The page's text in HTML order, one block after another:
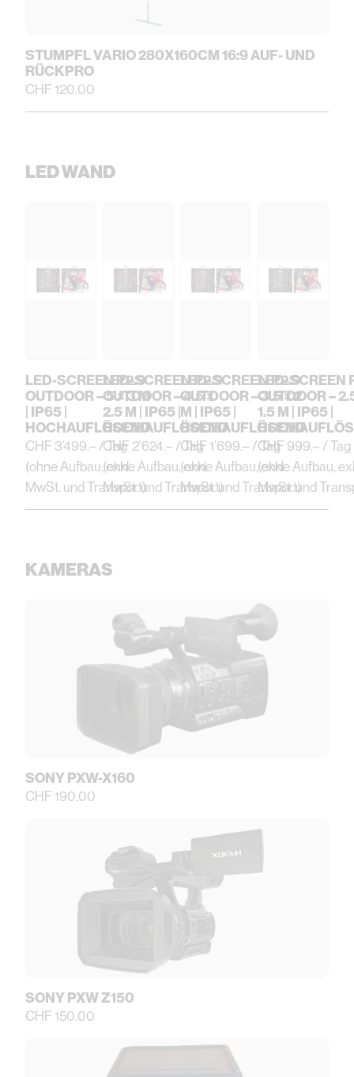
STUMPFL VARIO 280X160CM 16:9 AUF- UND
RÜCKPRO
CHF 120.00
LED WAND
LED-SCREEN P2.9
OUTDOOR – 5 × 3 M
| IP65 |
HOCHAUFLÖSEND
CHF 3’499.– / Tag
(ohne Aufbau, exkl.
MwSt. und Transport)
LED-SCREEN P2.9
OUTDOOR – 4.5 ×
2.5 M | IP65 |
HOCHAUFLÖSEND
CHF 2’624.– / Tag
(ohne Aufbau, exkl.
MwSt. und Transport)
LED-SCREEN P2.9
OUTDOOR – 3.5 × 2
M | IP65 |
HOCHAUFLÖSEND
CHF 1’699.– / Tag
(ohne Aufbau, exkl.
MwSt. und Transport)
LED-SCREEN
OUTDOOR –
1.5 M | IP65 |
CHF 999.– / Tag
(ohne Aufbau,
MwSt. und
KAMERAS
SONY PXW-X160
CHF 190.00
SONY PXW Z150
CHF 150.00